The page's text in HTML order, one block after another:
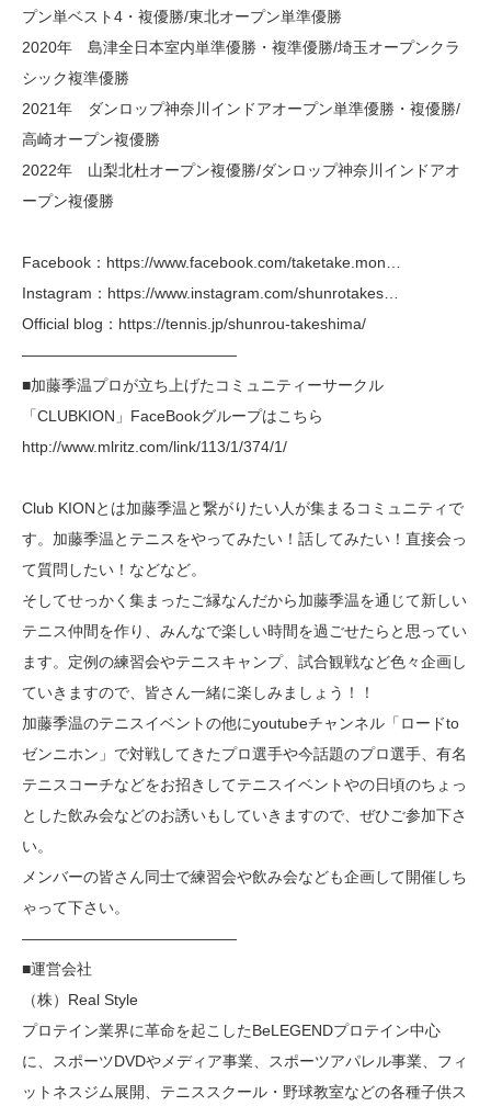
プン単ベスト4・複優勝/東北オープン単準優勝
2020年 島津全日本室内単準優勝・複準優勝/埼玉オープンクラ
シック複準優勝
2021年 ダンロップ神奈川インドアオープン単準優勝・複優勝/
高崎オープン複優勝
2022年 山梨北杜オープン複優勝/ダンロップ神奈川インドアオ
ープン複優勝
Facebook：https://www.facebook.com/taketake.mon…
Instagram：https://www.instagram.com/shunrotakes…
Official blog：https://tennis.jp/shunrou-takeshima/
——————————————
■加藤季温プロが立ち上げたコミュニティーサークル
「CLUBKION」FaceBookグループはこちら
http://www.mlritz.com/link/113/1/374/1/
Club KIONとは加藤季温と繋がりたい人が集まるコミュニティで
す。加藤季温とテニスをやってみたい！話してみたい！直接会っ
て質問したい！などなど。
そしてせっかく集まったご縁なんだから加藤季温を通じて新しい
テニス仲間を作り、みんなで楽しい時間を過ごせたらと思ってい
ます。定例の練習会やテニスキャンプ、試合観戦など色々企画し
ていきますので、皆さん一緒に楽しみましょう！！
加藤季温のテニスイベントの他にyoutubeチャンネル「ロードto
ゼンニホン」で対戦してきたプロ選手や今話題のプロ選手、有名
テニスコーチなどをお招きしてテニスイベントやの日頃のちょっ
とした飲み会などのお誘いもしていきますので、ぜひご参加下さ
い。
メンバーの皆さん同士で練習会や飲み会なども企画して開催しち
ゃって下さい。
——————————————
■運営会社
（株）Real Style
プロテイン業界に革命を起こしたBeLEGENDプロテイン中心
に、スポーツDVDやメディア事業、スポーツアパレル事業、フィ
ットネスジム展開、テニススクール・野球教室などの各種子供ス